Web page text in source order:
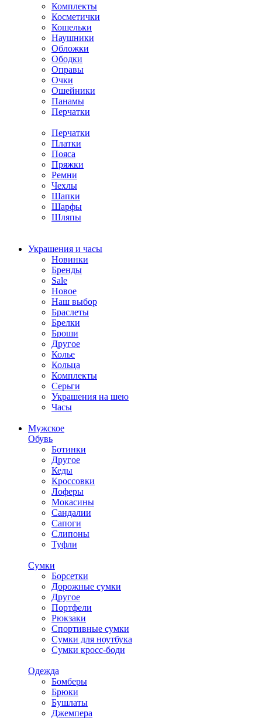
Комплекты
Косметички
Кошельки
Наушники
Обложки
Ободки
Оправы
Очки
Ошейники
Панамы
Перчатки
Перчатки
Платки
Пояса
Пряжки
Ремни
Чехлы
Шапки
Шарфы
Шляпы
Украшения и часы
Новинки
Бренды
Sale
Новое
Наш выбор
Браслеты
Брелки
Броши
Другое
Колье
Кольца
Комплекты
Серьги
Украшения на шею
Часы
Мужское
Обувь
Ботинки
Другое
Кеды
Кроссовки
Лоферы
Мокасины
Сандалии
Сапоги
Слипоны
Туфли
Сумки
Борсетки
Дорожные сумки
Другое
Портфели
Рюкзаки
Спортивные сумки
Сумки для ноутбука
Сумки кросс-боди
Одежда
Бомберы
Брюки
Бушлаты
Джемпера